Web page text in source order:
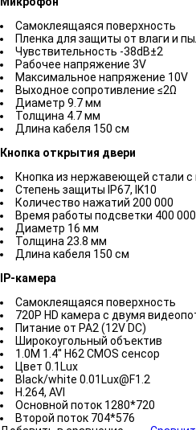
Самоклеящаяся поверхность
Пленка для защиты от влаги и
Чувствительность -38dB±2
Рабочее напряжение 3V
Максимальное напряжение 10V
Выходное сопротивление ≤2Ω
Диаметр 9.7 мм
Толщина 4.7 мм
Длина кабеля 150 см
Кнопка открытия двери
Кнопка из нержавеющей стали с
Степень защиты IP67, IK10
Количество нажатий 200 000
Время работы подсветки 400
Диаметр 16 мм
Толщина 23.8 мм
Длина кабеля 150 см
IP-камера
Самоклеящаяся поверхность
720P HD камера с двумя
Питание от PA2 (12V DC)
Широкоугольный объектив
1.0М 1.4'' H62 CMOS сенсор
Цвет 0.1Lux
Black/white 0.01Lux@F1.2
H.264, AVI
Основной поток 1280*720
Второй поток 704*576